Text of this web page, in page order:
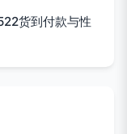
货到付款与性